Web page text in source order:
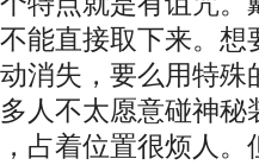
能直接取下来。想
消失，要么用特殊
人不太愿意碰神秘
占着位置很烦人。